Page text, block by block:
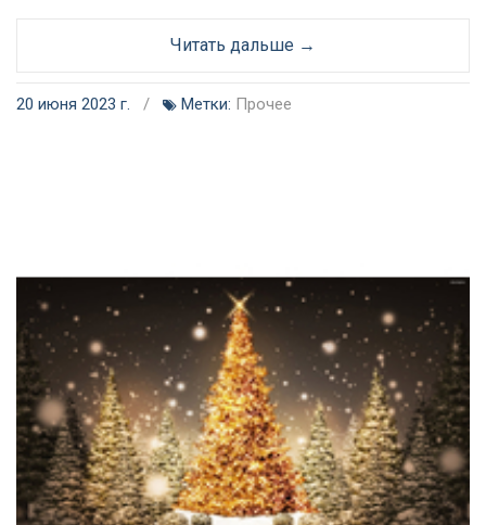
Читать дальше →
20 июня 2023 г. / Метки: Прочее